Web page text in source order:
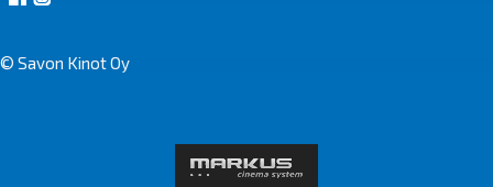
© Savon Kinot Oy